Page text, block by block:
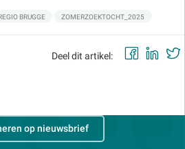
BRUGGE ZOMERZOEKTOCHT_2025
Deel dit artikel:
op nieuwsbrief